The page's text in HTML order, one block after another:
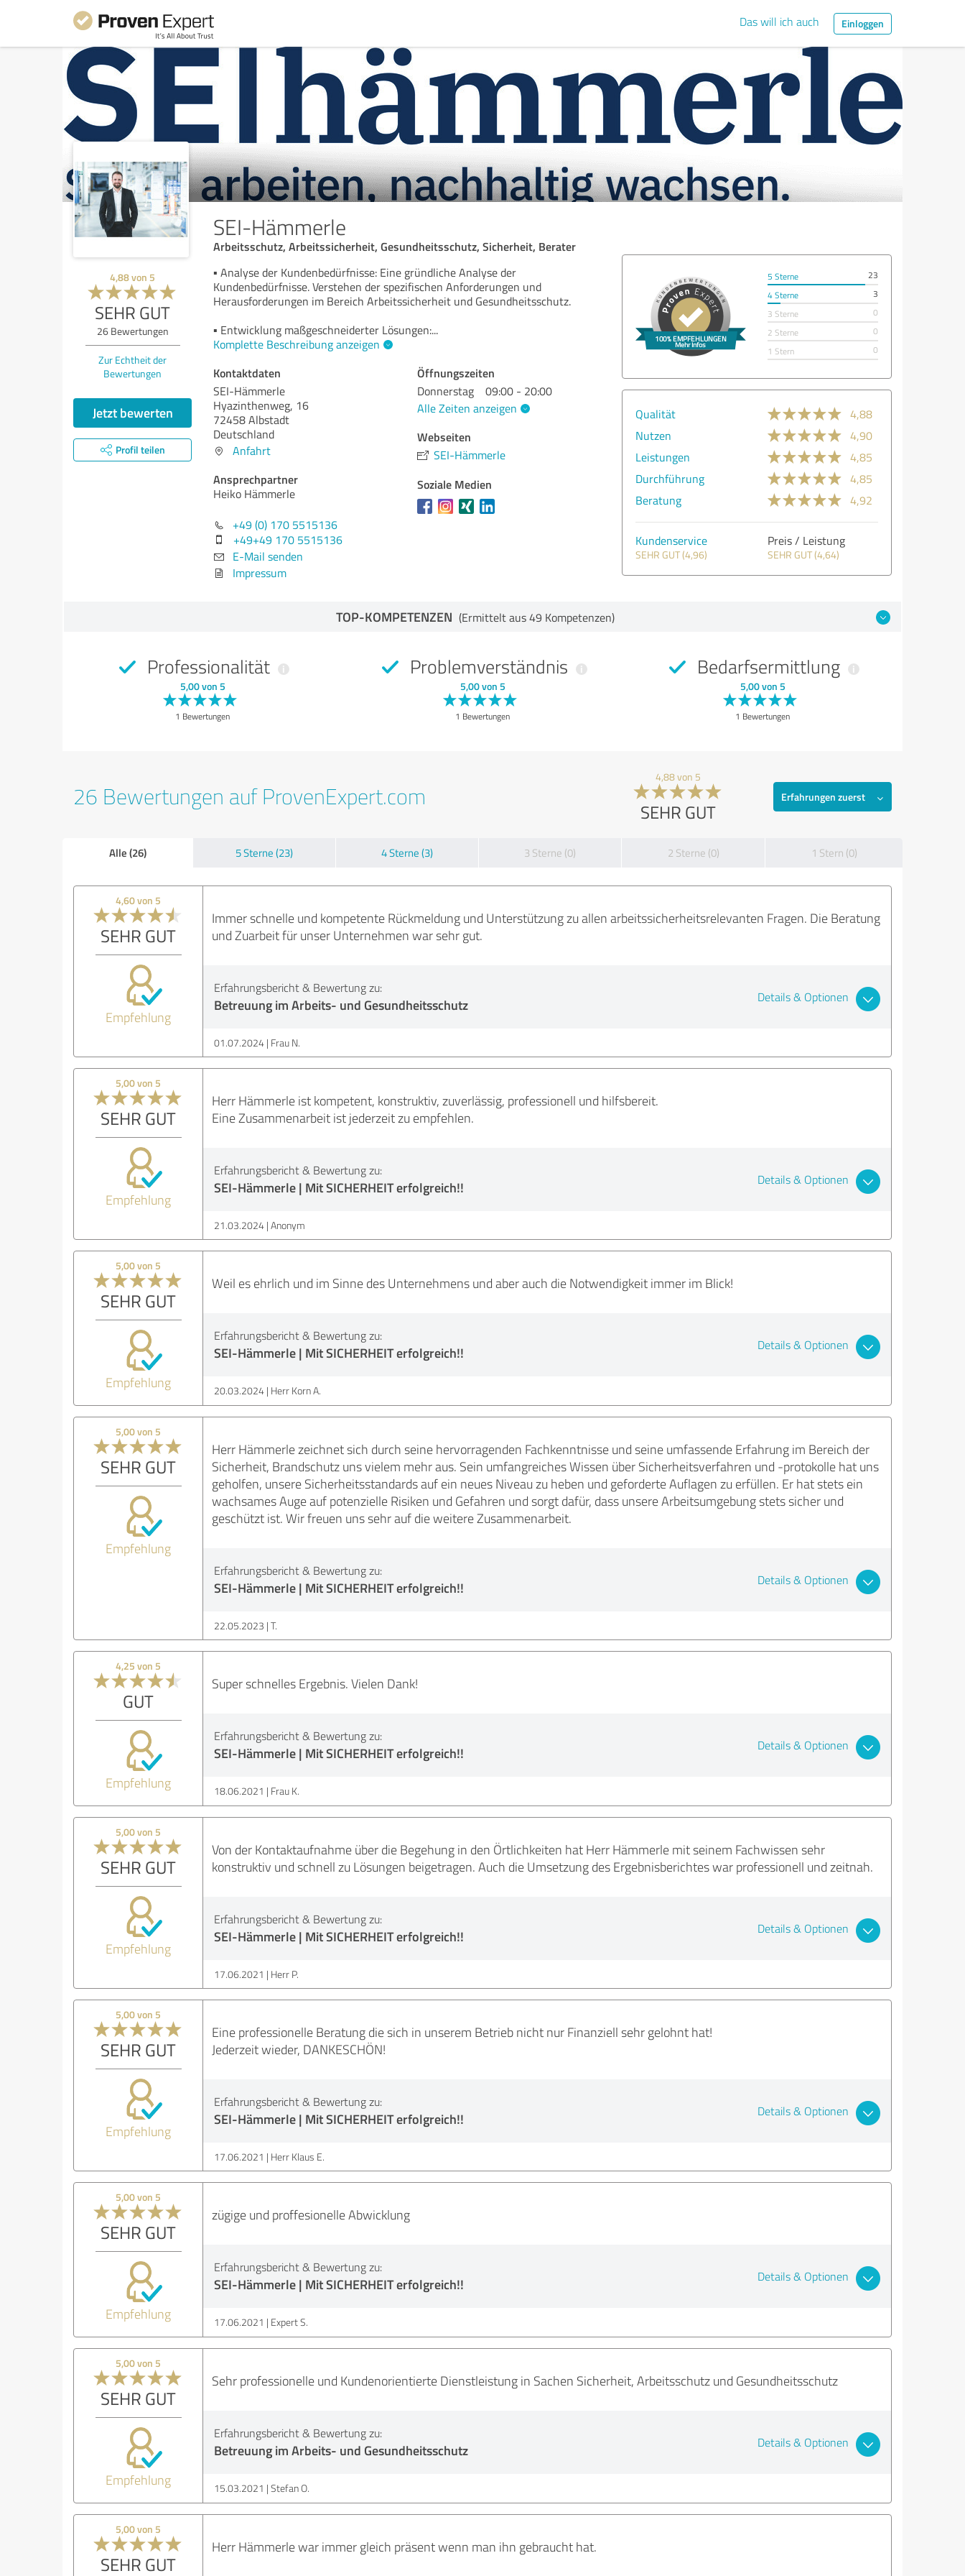
Das will ich auch Einloggen
SEI-Hämmerle
Arbeitsschutz, Arbeitssicherheit, Gesundheitsschutz, Sicherheit, Berater
4,88von 5
SEHR GUT
26Bewertungen
Zur Echtheit der
Bewertungen
Jetzt bewerten
Profil teilen
▪ Analyse der Kundenbedürfnisse: Eine gründliche Analyse der
Kundenbedürfnisse. Verstehen der spezifischen Anforderungen und
Herausforderungen im Bereich Arbeitssicherheit und Gesundheitsschutz.
▪ Entwicklung maßgeschneiderter Lösungen:...
Komplette Beschreibung anzeigen
Kontaktdaten
SEI-Hämmerle
Hyazinthenweg, 16
72458 Albstadt
Deutschland
Anfahrt
Ansprechpartner
Heiko Hämmerle
+49 (0) 170 5515136
+49+49 170 5515136
E-Mail senden
Impressum
Öffnungszeiten
Donnerstag
09:00 - 20:00
Alle Zeiten anzeigen
Webseiten
SEI-Hämmerle
Soziale Medien
5 Sterne
23
4 Sterne
3
3 Sterne
0
2 Sterne
0
1 Stern
0
Qualität
4,88
Nutzen
4,90
Leistungen
4,85
Durchführung
4,85
Beratung
4,92
Kundenservice
SEHR GUT (4,96)
Preis / Leistung
SEHR GUT (4,64)
TOP-KOMPETENZEN (Ermittelt aus 49 Kompetenzen)
Professionalität
5,00 von 5
1 Bewertungen
Problemverständnis
5,00 von 5
1 Bewertungen
Bedarfsermittlung
5,00 von 5
1 Bewertungen
26 Bewertungen auf ProvenExpert.com
4,88 von 5
SEHR GUT
Erfahrungen zuerst
Alle (26) 5 Sterne (23) 4 Sterne (3) 3 Sterne (0) 2 Sterne (0) 1 Stern (0)
4,60 von 5
SEHR GUT
Empfehlung
Immer schnelle und kompetente Rückmeldung und Unterstützung zu allen arbeitssicherheitsrelevanten Fragen. Die Beratung
und Zuarbeit für unser Unternehmen war sehr gut.
Erfahrungsbericht & Bewertung zu:
Betreuung im Arbeits- und Gesundheitsschutz Details & Optionen
01.07.2024 Frau N.
5,00 von 5
SEHR GUT
Empfehlung
Herr Hämmerle ist kompetent, konstruktiv, zuverlässig, professionell und hilfsbereit.
Eine Zusammenarbeit ist jederzeit zu empfehlen.
Erfahrungsbericht & Bewertung zu:
SEI-Hämmerle | Mit SICHERHEIT erfolgreich!! Details & Optionen
21.03.2024 Anonym
5,00 von 5
SEHR GUT
Empfehlung
Weil es ehrlich und im Sinne des Unternehmens und aber auch die Notwendigkeit immer im Blick!
Erfahrungsbericht & Bewertung zu:
SEI-Hämmerle | Mit SICHERHEIT erfolgreich!! Details & Optionen
20.03.2024 Herr Korn A.
5,00 von 5
SEHR GUT
Empfehlung
Herr Hämmerle zeichnet sich durch seine hervorragenden Fachkenntnisse und seine umfassende Erfahrung im Bereich der
Sicherheit, Brandschutz uns vielem mehr aus. Sein umfangreiches Wissen über Sicherheitsverfahren und -protokolle hat uns
geholfen, unsere Sicherheitsstandards auf ein neues Niveau zu heben und geforderte Auflagen zu erfüllen. Er hat stets ein
wachsames Auge auf potenzielle Risiken und Gefahren und sorgt dafür, dass unsere Arbeitsumgebung stets sicher und
geschützt ist. Wir freuen uns sehr auf die weitere Zusammenarbeit.
Erfahrungsbericht & Bewertung zu:
SEI-Hämmerle | Mit SICHERHEIT erfolgreich!! Details & Optionen
22.05.2023 T.
4,25 von 5
GUT
Empfehlung
Super schnelles Ergebnis. Vielen Dank!
Erfahrungsbericht & Bewertung zu:
SEI-Hämmerle | Mit SICHERHEIT erfolgreich!! Details & Optionen
18.06.2021 Frau K.
5,00 von 5
SEHR GUT
Empfehlung
Von der Kontaktaufnahme über die Begehung in den Örtlichkeiten hat Herr Hämmerle mit seinem Fachwissen sehr
konstruktiv und schnell zu Lösungen beigetragen. Auch die Umsetzung des Ergebnisberichtes war professionell und zeitnah.
Erfahrungsbericht & Bewertung zu:
SEI-Hämmerle | Mit SICHERHEIT erfolgreich!! Details & Optionen
17.06.2021 Herr P.
5,00 von 5
SEHR GUT
Empfehlung
Eine professionelle Beratung die sich in unserem Betrieb nicht nur Finanziell sehr gelohnt hat!
Jederzeit wieder, DANKESCHÖN!
Erfahrungsbericht & Bewertung zu:
SEI-Hämmerle | Mit SICHERHEIT erfolgreich!! Details & Optionen
17.06.2021 Herr Klaus E.
5,00 von 5
SEHR GUT
Empfehlung
zügige und proffesionelle Abwicklung
Erfahrungsbericht & Bewertung zu:
SEI-Hämmerle | Mit SICHERHEIT erfolgreich!! Details & Optionen
17.06.2021 Expert S.
5,00 von 5
SEHR GUT
Empfehlung
Sehr professionelle und Kundenorientierte Dienstleistung in Sachen Sicherheit, Arbeitsschutz und Gesundheitsschutz
Erfahrungsbericht & Bewertung zu:
Betreuung im Arbeits- und Gesundheitsschutz Details & Optionen
15.03.2021 Stefan O.
5,00 von 5
SEHR GUT
Herr Hämmerle war immer gleich präsent wenn man ihn gebraucht hat.